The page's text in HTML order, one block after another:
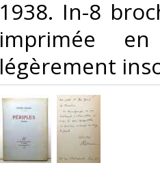
1938. In-8
imprimée
légèrement